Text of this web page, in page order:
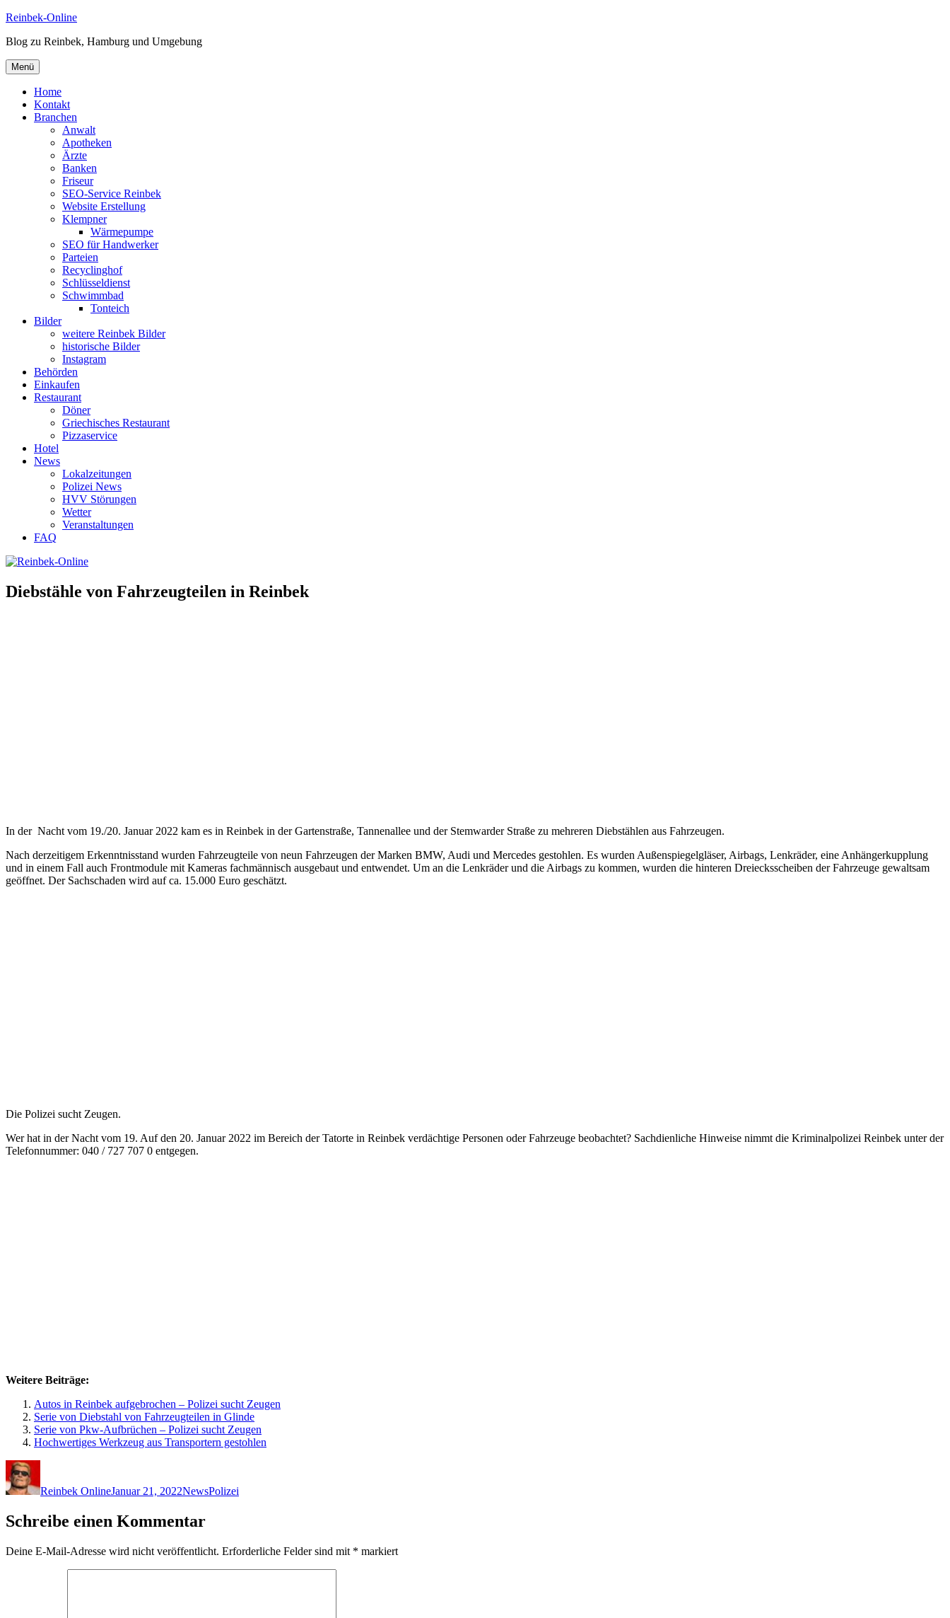
Zum
springen
Reinbek-Online
Blog zu Reinbek, Hamburg und Umgebung
Menü
Home
Kontakt
Branchen
Anwalt
Apotheken
Ärzte
Banken
Friseur
SEO-Service Reinbek
Website Erstellung
Klempner
Wärmepumpe
SEO für Handwerker
Parteien
Recyclinghof
Schlüsseldienst
Schwimmbad
Tonteich
Bilder
weitere Reinbek Bilder
historische Bilder
Instagram
Behörden
Einkaufen
Restaurant
Döner
Griechisches Restaurant
Pizzaservice
Hotel
News
Lokalzeitungen
Polizei News
HVV Störungen
Wetter
Veranstaltungen
FAQ
Diebstähle von Fahrzeugteilen in Reinbek
In der Nacht vom 19./20. Januar 2022 kam es in Reinbek in der Gartenstraße, Tannenallee und der Stemwarder Straße zu mehreren Diebstählen aus Fahrzeugen.
Nach derzeitigem Erkenntnisstand wurden Fahrzeugteile von neun Fahrzeugen der Marken BMW, Audi und Mercedes gestohlen. Es wurden Außenspiegelgläser, Airbags, Lenkräder, eine Anhängerkupplung
und in einem Fall auch Frontmodule mit Kameras fachmännisch ausgebaut und entwendet. Um an die Lenkräder und die Airbags zu kommen, wurden die hinteren Dreiecksscheiben der Fahrzeuge gewaltsam
geöffnet. Der Sachschaden wird auf ca. 15.000 Euro geschätzt.
Die Polizei sucht Zeugen.
Wer hat in der Nacht vom 19. Auf den 20. Januar 2022 im Bereich der Tatorte in Reinbek verdächtige Personen oder Fahrzeuge beobachtet? Sachdienliche Hinweise nimmt die Kriminalpolizei Reinbek unter der
Telefonnummer: 040 / 727 707 0 entgegen.
Weitere Beiträge:
Autos in Reinbek aufgebrochen – Polizei sucht Zeugen
Serie von Diebstahl von Fahrzeugteilen in Glinde
Serie von Pkw-Aufbrüchen – Polizei sucht Zeugen
Hochwertiges Werkzeug aus Transportern gestohlen
Reinbek OnlineJanuar 21, 2022NewsPolizei
Schreibe einen Kommentar
Deine E-Mail-Adresse wird nicht veröffentlicht. Erforderliche Felder sind mit * markiert